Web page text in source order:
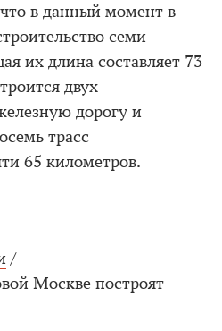
в данный момент в
семи
их длина составляет 73
двух
дорогу и
трасс
65 километров.
/
Москве построят